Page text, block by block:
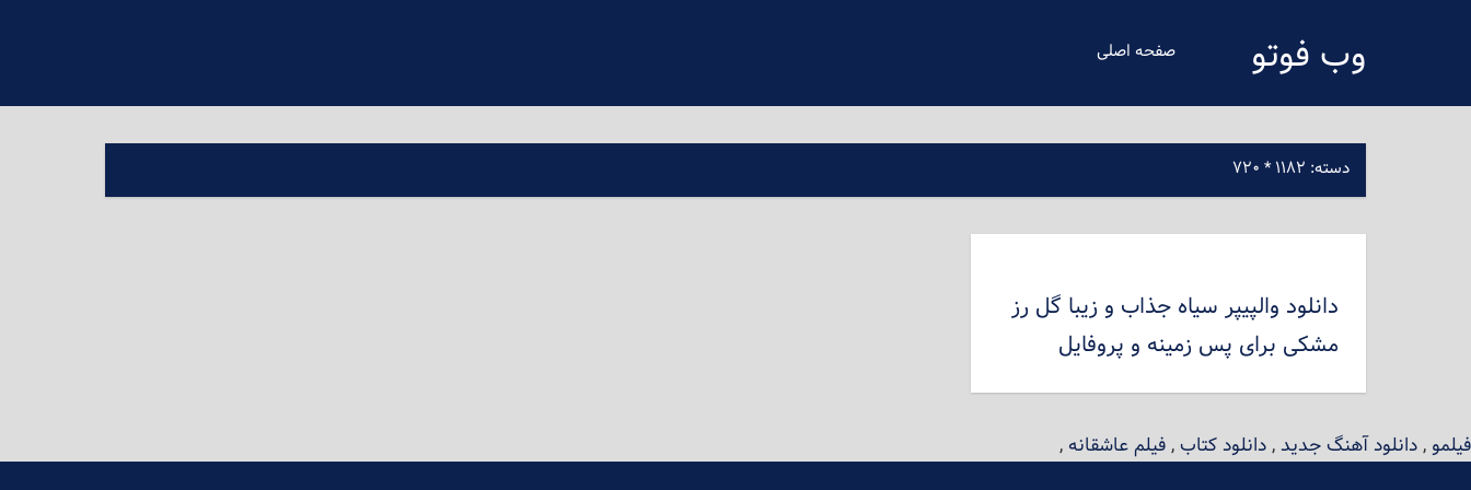
اصلی
وب فوتو صفحه اصلی
دسته: ۱۱۸۲ * ۷۲۰
دانلود والپیپر سیاه جذاب و زیبا گل رز
مشکی برای پس زمینه و پروفایل
فیلمو,دانلود آهنگ جدید ,دانلود کتاب,فیلم عاشقانه ,